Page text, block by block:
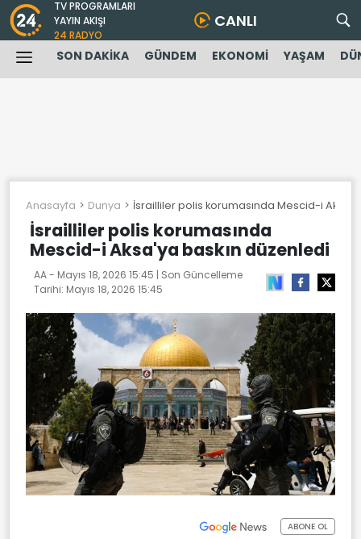
TV PROGRAMLARI
YAYIN AKIŞI
24 RADYO
CANLI
SON DAKİKA GÜNDEM EKONOMİ YAŞAM
Anasayfa Dunya İsrailliler polis korumasında Mescid-i
İsrailliler polis korumasında
Mescid-i Aksa'ya baskın düzenledi
AA - Mayıs 18, 2026 15:45 | Son Güncelleme
Tarihi: Mayıs 18, 2026 15:45
ABONE OL